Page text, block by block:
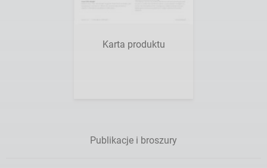
Karta produktu
zobaczyć
Publikacje i broszury